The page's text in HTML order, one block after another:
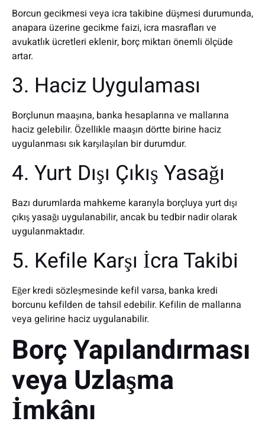
Borcun gecikmesi veya icra takibine düşmesi durumunda,
anapara üzerine gecikme faizi, icra masrafları ve
avukatlık ücretleri eklenir, borç miktarı önemli ölçüde
artar.
3. Haciz Uygulaması
Borçlunun maaşına, banka hesaplarına ve mallarına
haciz gelebilir. Özellikle maaşın dörtte birine haciz
uygulanması sık karşılaşılan bir durumdur.
4. Yurt Dışı Çıkış Yasağı
Bazı durumlarda mahkeme kararıyla borçluya yurt dışı
çıkış yasağı uygulanabilir, ancak bu tedbir nadir olarak
uygulanmaktadır.
5. Kefile Karşı İcra Takibi
Eğer kredi sözleşmesinde kefil varsa, banka kredi
borcunu kefilden de tahsil edebilir. Kefilin de mallarına
veya gelirine haciz uygulanabilir.
Borç Yapılandırması
veya Uzlaşma
İmkânı